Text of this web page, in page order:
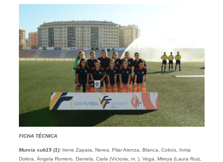
FICHA TÉCNICA
Murcia sub15 (1):Irene Zapata, Nerea, Pilar Atenza, Blanca, Cobos, Inma
Dolera, Ángela Romero, Daniela, Carla (Victoria, m. ), Vega, Mireya (Laura Ruiz,